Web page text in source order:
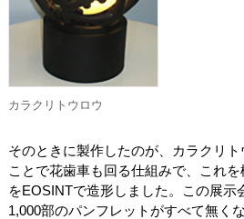
カラクリトウロウ
そのときに製作したのが、カラクリ
ことで花歯車も回る仕組みで、これ
をEOSINTで造形しました。この展示
1,000部のパンフレットがすべて無く